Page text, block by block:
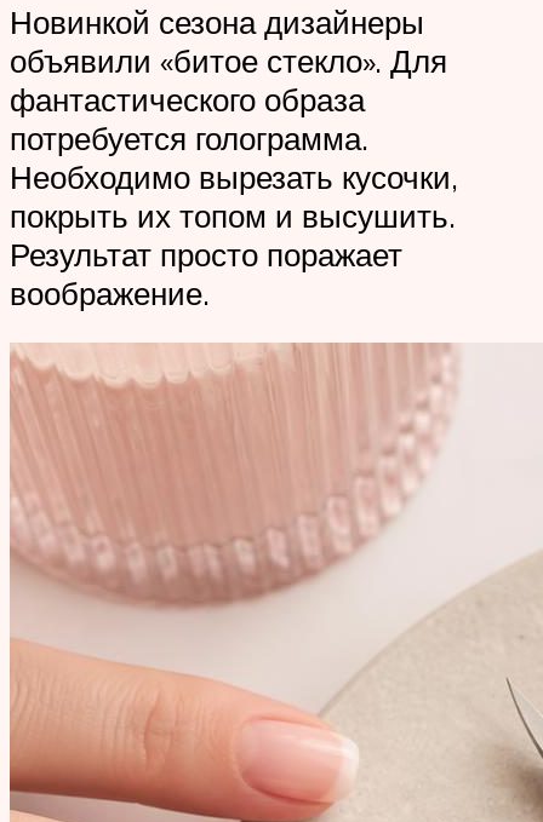
Новинкой сезона дизайнеры
объявили «битое стекло». Для
фантастического образа
потребуется голограмма.
Необходимо вырезать кусочки,
покрыть их топом и высушить.
Результат просто поражает
воображение.